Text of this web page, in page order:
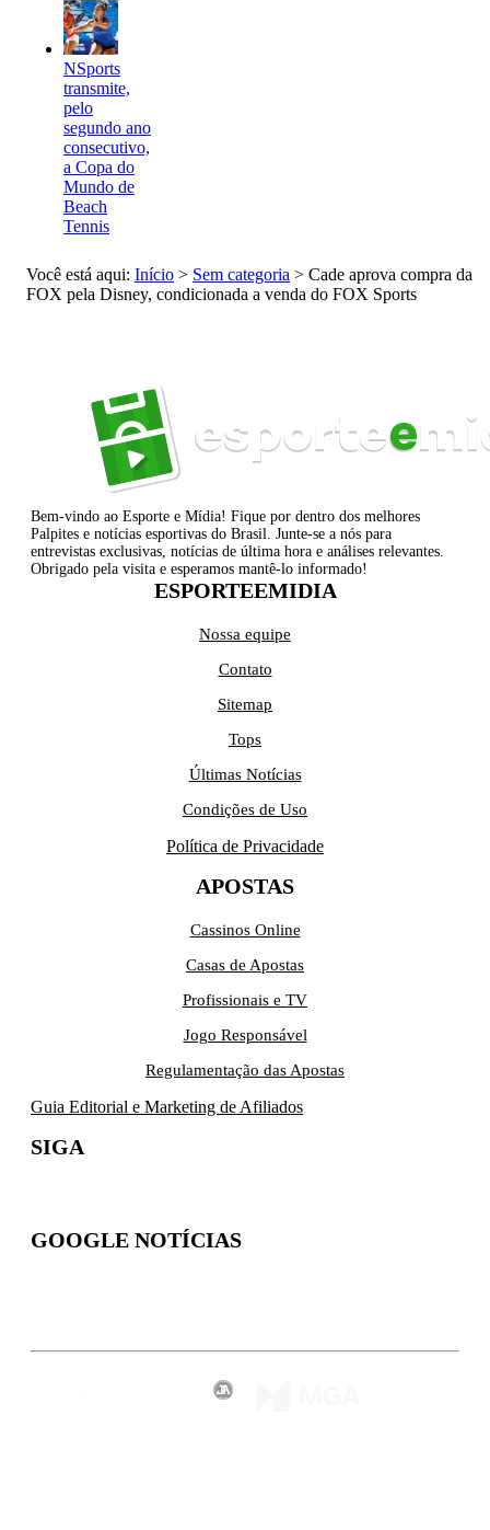
NSports
transmite,
pelo
segundo ano
consecutivo,
a Copa do
Mundo de
Beach
Tennis
Você está aqui: Início > Sem categoria > Cade aprova compra da
FOX pela Disney, condicionada a venda do FOX Sports
Bem-vindo ao Esporte e Mídia! Fique por dentro dos melhores
Palpites e notícias esportivas do Brasil. Junte-se a nós para
entrevistas exclusivas, notícias de última hora e análises relevantes.
Obrigado pela visita e esperamos mantê-lo informado!
ESPORTEEMIDIA
Nossa equipe
Contato
Sitemap
Tops
Últimas Notícias
Condições de Uso
Política de Privacidade
APOSTAS
Cassinos Online
Casas de Apostas
Profissionais e TV
Jogo Responsável
Regulamentação das Apostas
Guia Editorial e Marketing de Afiliados
SIGA
GOOGLE NOTÍCIAS